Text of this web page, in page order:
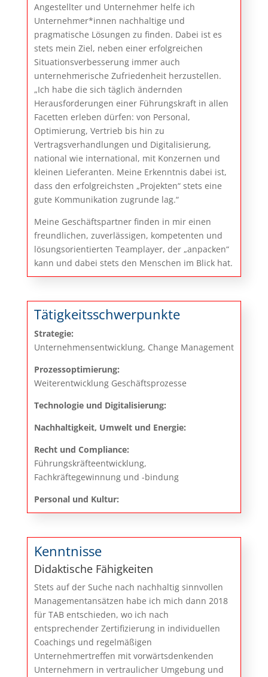
Angestellter und Unternehmer helfe ich
Unternehmer*innen nachhaltige und
pragmatische Lösungen zu finden. Dabei ist es
stets mein Ziel, neben einer erfolgreichen
Situationsverbesserung immer auch
unternehmerische Zufriedenheit herzustellen.
„Ich habe die sich täglich ändernden
Herausforderungen einer Führungskraft in allen
Facetten erleben dürfen: von Personal,
Optimierung, Vertrieb bis hin zu
Vertragsverhandlungen und Digitalisierung,
national wie international, mit Konzernen und
kleinen Lieferanten. Meine Erkenntnis dabei ist,
dass den erfolgreichsten „Projekten“ stets eine
gute Kommunikation zugrunde lag.“
Meine Geschäftspartner finden in mir einen
freundlichen, zuverlässigen, kompetenten und
lösungsorientierten Teamplayer, der „anpacken“
kann und dabei stets den Menschen im Blick hat.
Tätigkeitsschwerpunkte
Strategie:
Unternehmensentwicklung, Change Management
Prozessoptimierung:
Weiterentwicklung Geschäftsprozesse
Technologie und Digitalisierung:
Nachhaltigkeit, Umwelt und Energie:
Recht und Compliance:
Führungskräfteentwicklung,
Fachkräftegewinnung und -bindung
Personal und Kultur:
Kenntnisse
Didaktische Fähigkeiten
Stets auf der Suche nach nachhaltig sinnvollen
Managementansätzen habe ich mich dann 2018
für TAB entschieden, wo ich nach
entsprechender Zertifizierung in individuellen
Coachings und regelmäßigen
Unternehmertreffen mit vorwärtsdenkenden
Unternehmern in vertraulicher Umgebung und